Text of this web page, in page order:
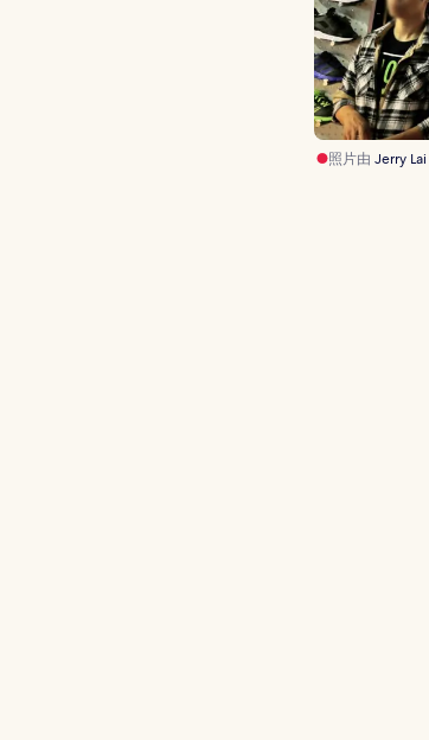
照片由Jerry Lai